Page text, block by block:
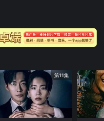
第11集